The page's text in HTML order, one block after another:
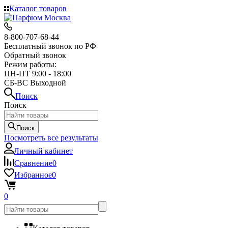
Каталог товаров
8-800-707-68-44
Бесплатный звонок по РФ
Обратный звонок
Режим работы:
ПН-ПТ 9:00 - 18:00
СБ-ВС Выходной
Поиск
Поиск
Поиск
Посмотреть все результаты
Личный кабинет
Сравнение0
Избранное0
0